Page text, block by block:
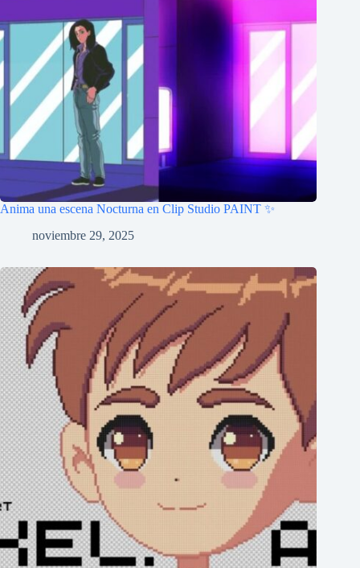
Anima una escena Nocturna en Clip Studio PAINT ✨
noviembre 29, 2025